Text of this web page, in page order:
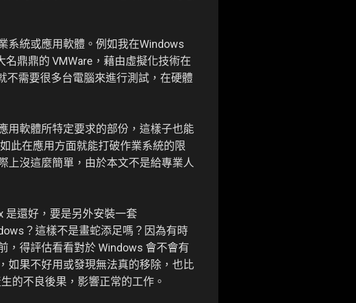
系統或應用軟體。例如我在Windows
鼎鼎的 VMWare，藉由虛擬化技術在
不需要很多台電腦來進行測試，在硬體
用軟體所特定要求的部份，這樣子也能
此在應用方面就能打破作業系統的限
上沒這麼簡單，由於本文不是給專業人
是還好，要是另外安裝一套
？這樣不是畫蛇添足嗎？因為有時
，得評估看看對於 Windows 會不會有
如果不好用或發現無法真的移除，也比
的不良後果，影響正常的工作。